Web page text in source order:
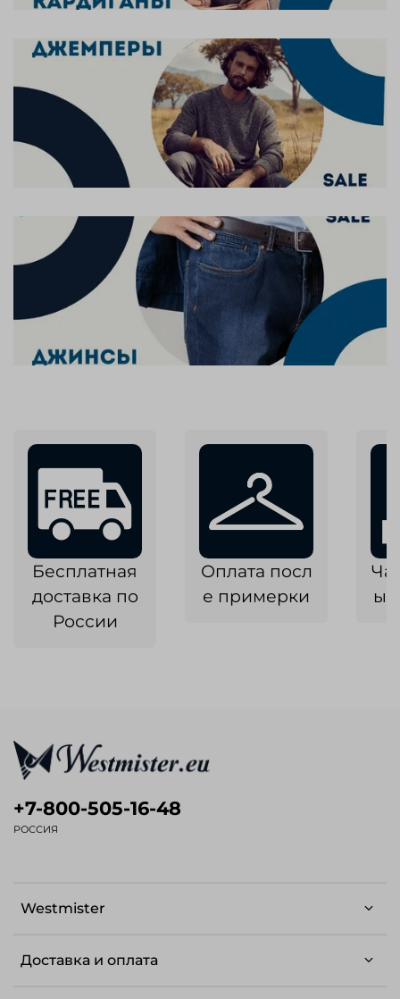
Бесплатная
доставка по
России
Оплата посл
е примерки
Westmister
Доставка и оплата
+7-800-505-16-48
РОССИЯ